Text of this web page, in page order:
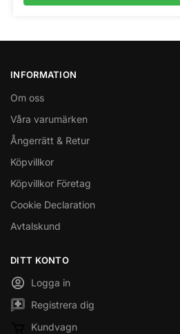
INFORMATION
Om oss
Våra varumärken
Ångerrätt & Retur
Köpvillkor
Köpvillkor Företag
Cookie Declaration
Avtalskund
DITT KONTO
Logga in
Registrera dig
Kundvagn